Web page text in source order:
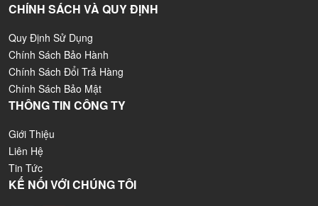
CHÍNH SÁCH VÀ QUY ĐỊNH
Quy Định Sử Dụng
Chính Sách Bảo Hành
Chính Sách Đổi Trả Hàng
Chính Sách Bảo Mật
THÔNG TIN CÔNG TY
Giới Thiệu
Liên Hệ
Tin Tức
KẾ NỐI VỚI CHÚNG TÔI